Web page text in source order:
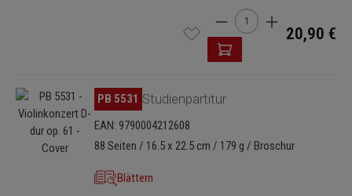
Produkt Anzahl: Gib
20,90 €
Bildergalerie überspringen
PB 5531 Studienpartitur
EAN: 9790004212608
88 Seiten / 16.5 x 22.5 cm / 179 g / Broschur
Blättern